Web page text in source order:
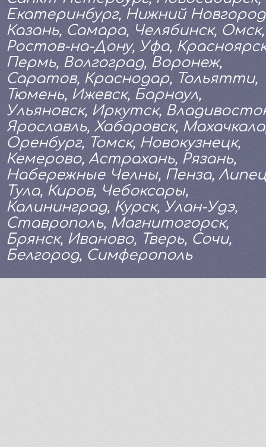
Екатеринбург, Нижний
Казань, Самара, Челябинск, Омск,
Ростов-на-Дону, Уфа,
Пермь, Волгоград, Воронеж,
Саратов, Краснодар, Тольятти,
Тюмень, Ижевск, Барнаул,
Ульяновск, Иркутск,
Ярославль, Хабаровск,
Оренбург, Томск, Новокузнецк,
Кемерово, Астрахань, Рязань,
Набережные Челны, Пенза,
Тула, Киров, Чебоксары,
Калининград, Курск, Улан-Удэ,
Ставрополь, Магнитогорск,
Брянск, Иваново, Тверь, Сочи,
Белгород, Симферополь